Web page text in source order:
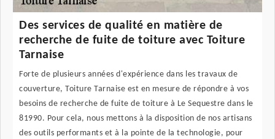
Des services de qualité en matière de
recherche de fuite de toiture avec Toiture
Tarnaise
Forte de plusieurs années d'expérience dans les travaux de
couverture, Toiture Tarnaise est en mesure de répondre à vos
besoins de recherche de fuite de toiture à Le Sequestre dans le
81990. Pour cela, nous mettons à la disposition de nos artisans
des outils performants et à la pointe de la technologie, pour